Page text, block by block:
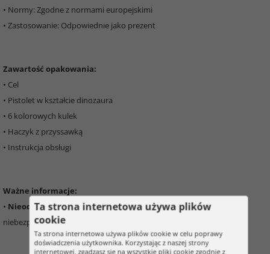
• Normy: Zgodne z normami europejskimi
• Zastosowanie: Odpowiednie jako prezent
Zawartość opakowania:
• Cel
• Pistolet w kształcie dinozaura
• 6 kolorowych kulek
• Haczyk z przyssawką
• Instrukcja obsługi
Ważne informacje:
• Nieodpowiednie dla dzieci poniżej 3 roku życia– małe części,
niebezpieczeństwo uduszenia
Ta strona internetowa używa plików
cookie
Ta strona internetowa używa plików cookie w celu poprawy
doświadczenia użytkownika. Korzystając z naszej strony
internetowej, zgadzasz się na wszystkie pliki cookie zgodnie z